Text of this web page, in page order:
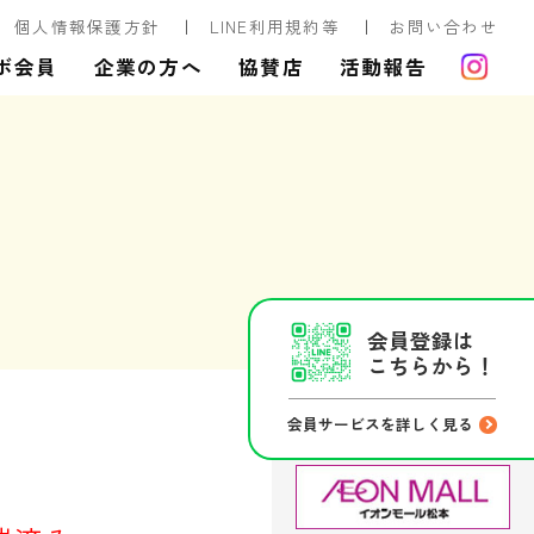
個人情報保護方針 LINE利用規約等 お問い合わせ
会員 企業の方へ 協賛店 活動報告
会員登録は
こちらから！
会員サービスを詳しく見る